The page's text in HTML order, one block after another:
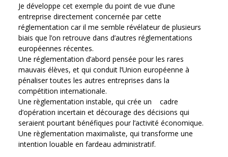
Je développe cet exemple du point de vue d’une
entreprise directement concernée par cette
réglementation car il me semble révélateur de plusieurs
biais que l’on retrouve dans d’autres réglementations
européennes récentes.
Une réglementation d’abord pensée pour les rares
mauvais élèves, et qui conduit l’Union européenne à
pénaliser toutes les autres entreprises dans la
compétition internationale.
Une règlementation instable, qui crée un cadre
d’opération incertain et décourage des décisions qui
seraient pourtant bénéfiques pour l’activité économique.
Une règlementation maximaliste, qui transforme une
intention louable en fardeau administratif.